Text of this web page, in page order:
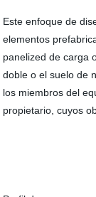
Este enfoque de
elementos
panelized de carga
doble o el suelo de
los miembros del
propietario, cuyos